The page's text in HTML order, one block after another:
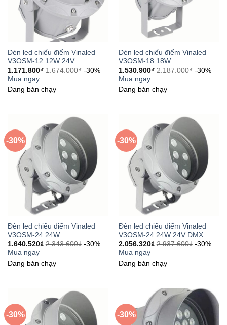
Đèn led chiếu điểm Vinaled
V3OSM-12 12W 24V
1.171.800₫ 1.674.000₫ -30%
Mua ngay
Đang bán chạy
Đèn led chiếu điểm Vinaled
V3OSM-18 18W
1.530.900₫ 2.187.000₫ -30%
Mua ngay
Đang bán chạy
-30%
Đèn led chiếu điểm Vinaled
V3OSM-24 24W
1.640.520₫ 2.343.600₫ -30%
Mua ngay
Đang bán chạy
-30%
Đèn led chiếu điểm Vinaled
V3OSM-24 24W 24V DMX
2.056.320₫ 2.937.600₫ -30%
Mua ngay
Đang bán chạy
-30% -30%